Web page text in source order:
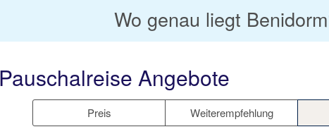
Wo genau liegt
Angebote
Preis Weiterempfehlung